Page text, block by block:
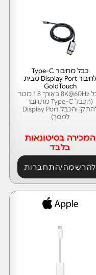
כבל 8K@60Hz באורך 1.8 מטר
(הכבל Type-C מתחבר
להתקן והכבל Display Port
למסך)
כבל מחיבור Type-C
לחיבור Display Port מבית
GoldTouch
המכירה בסיטונאות
בלבד
להרשמה/התחברות